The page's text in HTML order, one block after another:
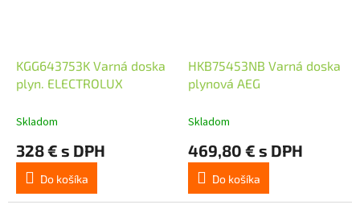
KGG643753K Varná doska
plyn. ELECTROLUX
Skladom
328 € s DPH
Do košíka
HKB75453NB Varná doska
plynová AEG
Skladom
469,80 € s DPH
Do košíka